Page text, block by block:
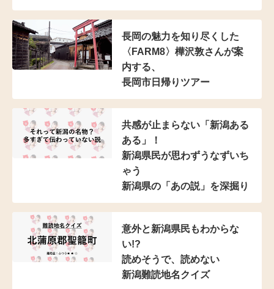
長岡の魅力を知り尽くした
〈FARM8〉樺沢敦さんが案
内する、
長岡市日帰りツアー
共感が止まらない 「新潟ある
ある」！
新潟県民が思わずうなずいち
ゃう
新潟県の「あの説」を深掘り
意外と新潟県民もわからな
い!?
読めそうで、読めない
新潟難読地名クイズ